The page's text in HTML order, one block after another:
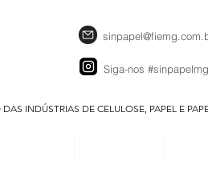
Siga-nos #sinpapelmg
INDÚSTRIAS DE CELULOSE, PAPEL E